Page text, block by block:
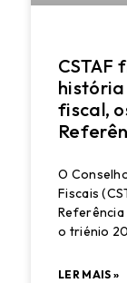
CSTAF
fiscal,
O
Fiscais
o triénio
LER MAIS »